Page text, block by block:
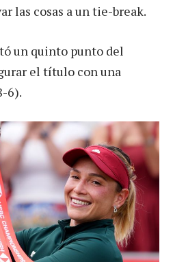
las cosas a un tie-break.
un quinto punto del
el título con una
6).